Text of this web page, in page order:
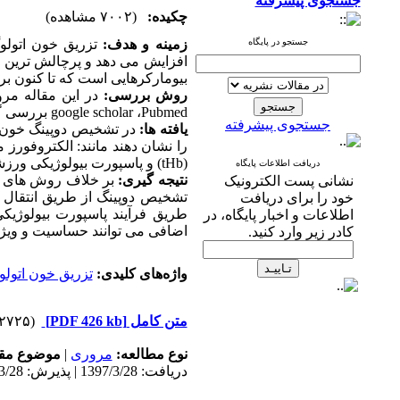
جستجو در پایگاه
جستجوی پیشرفته
دریافت اطلاعات پایگاه
نشانی پست الکترونیک
خود را برای دریافت
اطلاعات و اخبار پایگاه، در
کادر زیر وارد کنید.
چکیده:
(۷۰۰۲ مشاهده)
زمینه و هدف: تزریق خون
افزایش می دهد و پر چالش
بیومارکرهایی است که تا کنون
روش بررسی:در این مقاله
Pubmed،google scholar بررسی
یافته ها:در تشخیص دوپینگ
را نشان دهند مانند: الکتروفورز موئینه،
(
tHb) و پاسپورت بیولوژیکی
نتیجه گیری: بر خلاف روش های
تشخیص دوپینگ از طریق
طریق فرآیند پاسپورت
اضافی میتوانند حساسیت و
واژه‌های کلیدی:تزریق خون
متن کامل[PDF 426 kb] (۲۷۲۵ دریافت)
نوع مطالعه: مروری | موضوع
دریافت: 1397/3/28 | پذیرش: 1397/3/28 | انتشار: 1397/3/28